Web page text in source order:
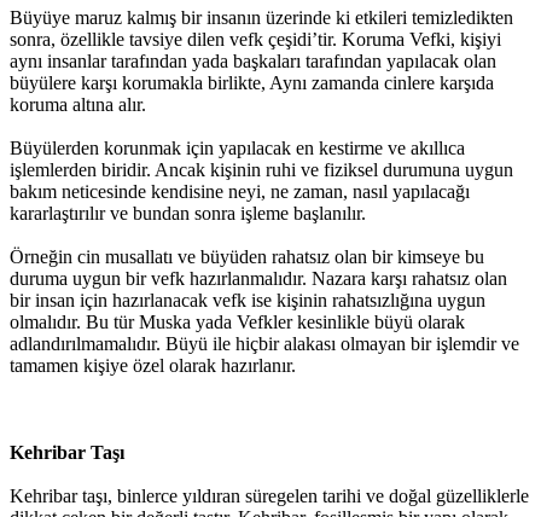
Büyüye maruz kalmış bir insanın üzerinde ki etkileri temizledikten
sonra, özellikle tavsiye dilen vefk çeşidi’tir. Koruma Vefki, kişiyi
aynı insanlar tarafından yada başkaları tarafından yapılacak olan
büyülere karşı korumakla birlikte, Aynı zamanda cinlere karşıda
koruma altına alır.
Büyülerden korunmak için yapılacak en kestirme ve akıllıca
işlemlerden biridir. Ancak kişinin ruhi ve fiziksel durumuna uygun
bakım neticesinde kendisine neyi, ne zaman, nasıl yapılacağı
kararlaştırılır ve bundan sonra işleme başlanılır.
Örneğin cin musallatı ve büyüden rahatsız olan bir kimseye bu
duruma uygun bir vefk hazırlanmalıdır. Nazara karşı rahatsız olan
bir insan için hazırlanacak vefk ise kişinin rahatsızlığına uygun
olmalıdır. Bu tür Muska yada Vefkler kesinlikle büyü olarak
adlandırılmamalıdır. Büyü ile hiçbir alakası olmayan bir işlemdir ve
tamamen kişiye özel olarak hazırlanır.
Kehribar Taşı
Kehribar taşı, binlerce yıldıran süregelen tarihi ve doğal güzelliklerle